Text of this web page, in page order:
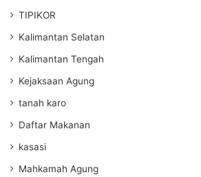
TIPIKOR
Kalimantan Selatan
Kalimantan Tengah
Kejaksaan Agung
tanah karo
Daftar Makanan
kasasi
Mahkamah Agung